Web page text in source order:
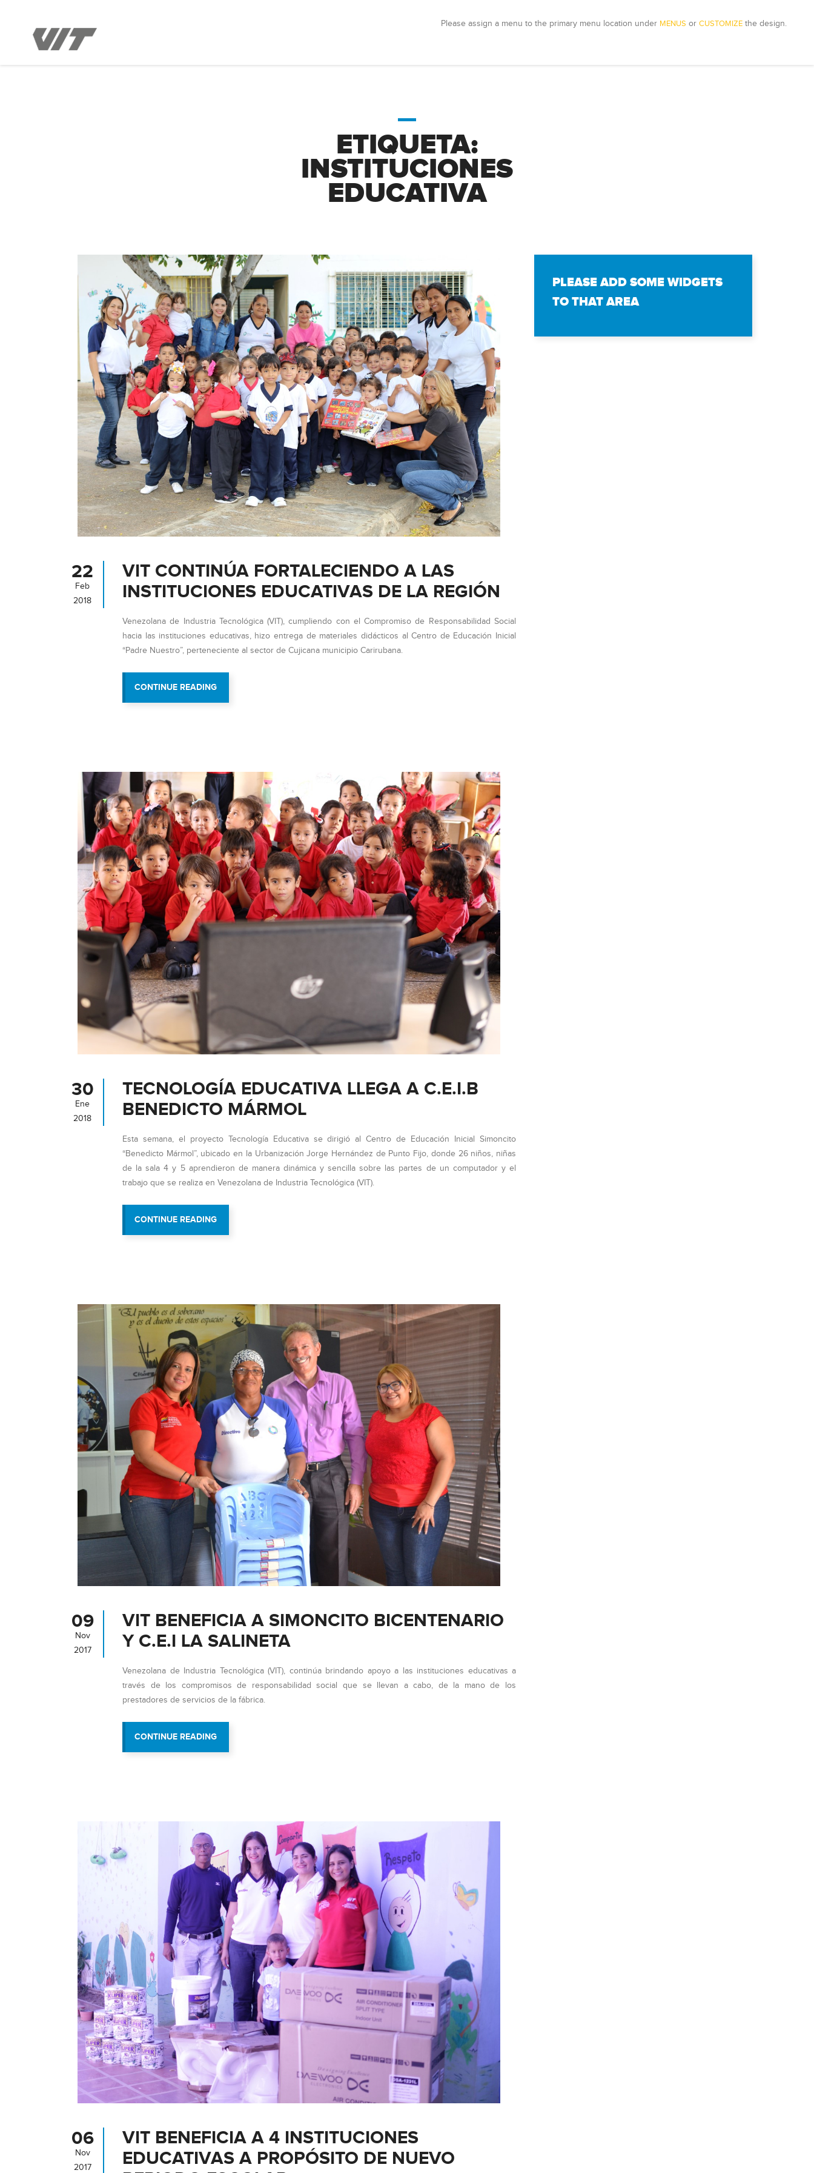
Please assign a menu to the primary menu location under MENUS or CUSTOMIZE the design.
ETIQUETA:
INSTITUCIONES
EDUCATIVA
22
Feb
2018
VIT CONTINÚA FORTALECIENDO A LAS
INSTITUCIONES EDUCATIVAS DE LA REGIÓN
Venezolana de Industria Tecnológica (VIT), cumpliendo con el Compromiso de Responsabilidad Social
hacia las instituciones educativas, hizo entrega de materiales didácticos al Centro de Educación Inicial
“Padre Nuestro”, perteneciente al sector de Cujicana municipio Carirubana.
CONTINUE READING“VIT
DE
LA
REGIÓN”
30
Ene
2018
TECNOLOGÍA EDUCATIVA LLEGA A C.E.I.B
BENEDICTO MÁRMOL
Esta semana, el proyecto Tecnología Educativa se dirigió al Centro de Educación Inicial Simoncito
“Benedicto Mármol”, ubicado en la Urbanización Jorge Hernández de Punto Fijo, donde 26 niños, niñas
de la sala 4 y 5 aprendieron de manera dinámica y sencilla sobre las partes de un computador y el
trabajo que se realiza en Venezolana de Industria Tecnológica (VIT).
CONTINUE READING“TECNOLOGÍA
09
Nov
2017
VIT BENEFICIA A SIMONCITO BICENTENARIO
Y C.E.I LA SALINETA
Venezolana de Industria Tecnológica (VIT), continúa brindando apoyo a las instituciones educativas a
través de los compromisos de responsabilidad social que se llevan a cabo, de la mano de los
prestadores de servicios de la fábrica.
CONTINUE READING“VIT
SALINETA”
06
Nov
2017
VIT BENEFICIA A 4 INSTITUCIONES
EDUCATIVAS A PROPÓSITO DE NUEVO
PLEASE ADD SOME WIDGETS
TO THAT AREA